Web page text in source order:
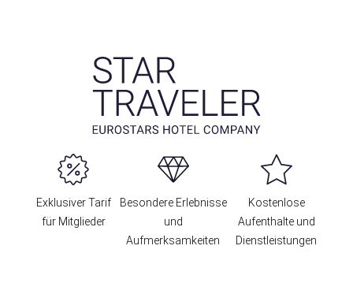
Exklusiver Tarif
für Mitglieder
Besondere Erlebnisse
und
Aufmerksamkeiten
Kostenlose
Aufenthalte und
Dienstleistungen